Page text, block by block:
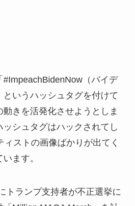
#ImpeachBidenNow（バイデ
というハッシュタグを付けて
きを活発化させようとしま
ッシュタグはハックされてし
ィストの画像ばかりが出てく
ます。
トランプ支持者が不正選挙に